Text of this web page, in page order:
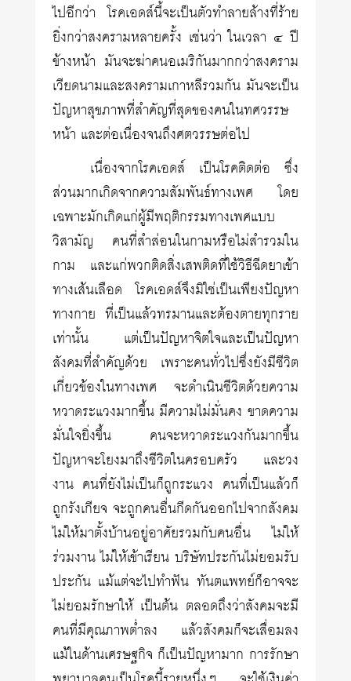
ไปอีกว่า โรคเอดส์นี้จะเป็นตัวทำลายล้างที่ร้าย
ยิ่งกว่าสงครามหลายครั้ง เช่นว่า ในเวลา ๔ ปี
ข้างหน้า มันจะฆ่าคนอเมริกันมากกว่าสงคราม
เวียดนามและสงครามเกาหลีรวมกัน มันจะเป็น
ปัญหาสุขภาพที่สำคัญที่สุดของคนในทศวรรษ
หน้า และต่อเนื่องจนถึงศตวรรษต่อไป
เนื่องจากโรคเอดส์ เป็นโรคติดต่อ ซึ่ง
ส่วนมากเกิดจากความสัมพันธ์ทางเพศ โดย
เฉพาะมักเกิดแก่ผู้มีพฤติกรรมทางเพศแบบ
วิสามัญ คนที่สำส่อนในกามหรือไม่สำรวมใน
กาม และแก่พวกติดสิ่งเสพติดที่ใช้วิธีฉีดยาเข้า
ทางเส้นเลือด โรคเอดส์จึงมิใช่เป็นเพียงปัญหา
ทางกาย ที่เป็นแล้วทรมานและต้องตายทุกราย
เท่านั้น แต่เป็นปัญหาจิตใจและเป็นปัญหา
สังคมที่สำคัญด้วย เพราะคนทั่วไปซึ่งยังมีชีวิต
เกี่ยวข้องในทางเพศ จะดำเนินชีวิตด้วยความ
หวาดระแวงมากขึ้น มีความไม่มั่นคง ขาดความ
มั่นใจยิ่งขึ้น คนจะหวาดระแวงกันมากขึ้น
ปัญหาจะโยงมาถึงชีวิตในครอบครัว และวง
งาน คนที่ยังไม่เป็นก็ถูกระแวง คนที่เป็นแล้วก็
ถูกรังเกียจ จะถูกคนอื่นกีดกันออกไปจากสังคม
ไม่ให้มาตั้งบ้านอยู่อาศัยรวมกับคนอื่น ไม่ให้
ร่วมงาน ไม่ให้เข้าเรียน บริษัทประกันไม่ยอมรับ
ประกัน แม้แต่จะไปทำฟัน ทันตแพทย์ก็อาจจะ
ไม่ยอมรักษาให้ เป็นต้น ตลอดถึงว่าสังคมจะมี
คนที่มีคุณภาพต่ำลง แล้วสังคมก็จะเสื่อมลง
แม้ในด้านเศรษฐกิจ ก็เป็นปัญหามาก การรักษา